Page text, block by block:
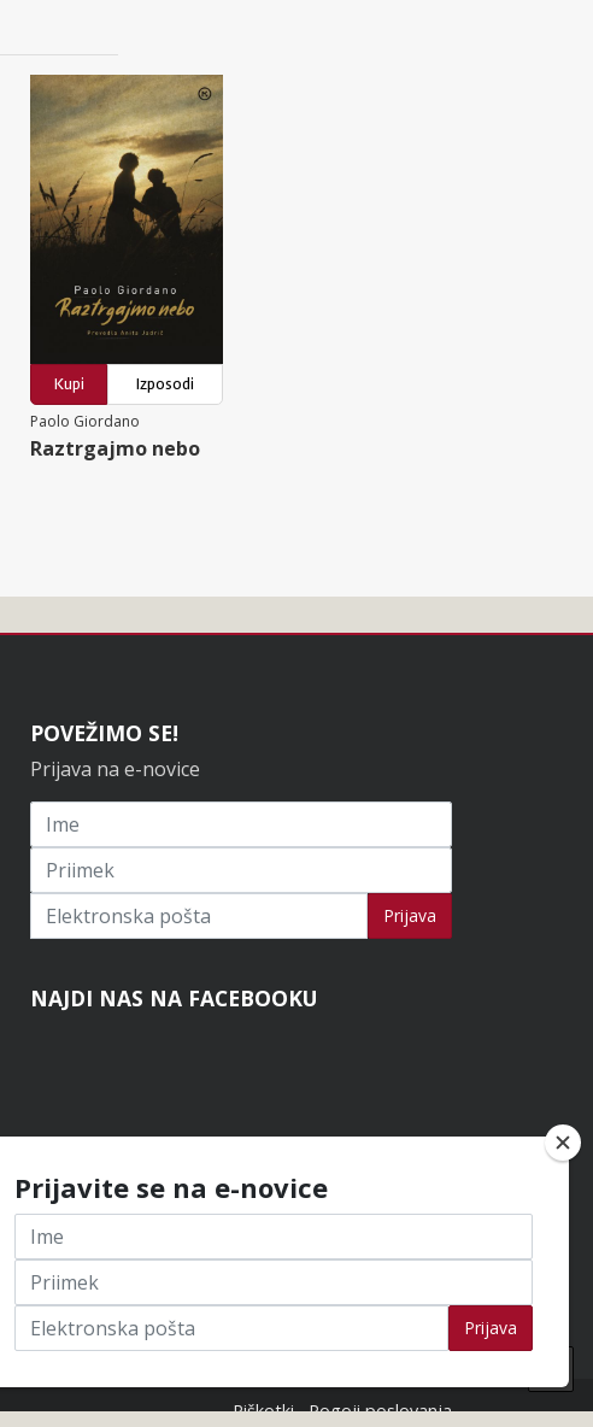
Kupi
Izposodi
Paolo Giordano
Raztrgajmo nebo
POVEŽIMO SE!
Prijava na e-novice
Prijavi se na novice Prijava
NAJDI NAS NA FACEBOOKU
Piškotki Pogoji poslovanja
na
Prijavite se na e-novice
Prijava